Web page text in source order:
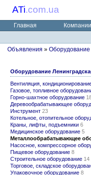
ATi.com.ua
Главная Компании
Объявления » Оборудование
Оборудование
Вентиляция,
Газовое, топливное
Горно-шахтное оборудование
Деревообрабатывающее оборуд.
Инструмент 23
Котельное, отопительное
Краны, лифты, подъемники 6
Медицинское оборудование 5
Металлообрабатывающее
Насосное, компрессорное
Пищевое оборудование 8
Строительное оборудование 14
Торговое, складское
Упаковочное оборудование 8